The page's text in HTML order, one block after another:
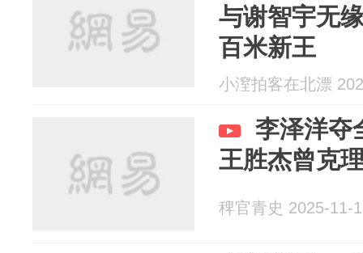
与谢智宇无
百米新王
小潌拍客在北漂
李泽洋夺
王胜杰曾克
稗官青史 2025-11-